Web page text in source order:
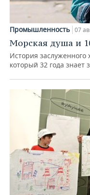
Промышленность 07
Морская душа и
История заслуженного
который 32 года знает